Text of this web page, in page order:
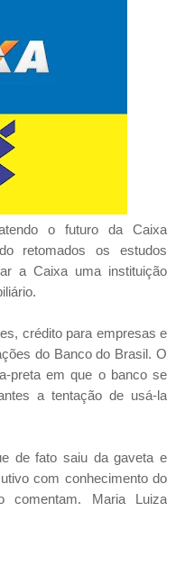
o futuro da Caixa
retomados os estudos
a Caixa uma instituição
crédito para empresas e
do Banco do Brasil. O
preta em que o banco se
a tentação de usá-la
de fato saiu da gaveta e
com conhecimento do
comentam. Maria Luiza